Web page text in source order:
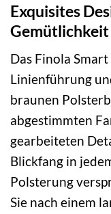
Exquisites
Gemütlichkeit
Das Finola
Linienführung
braunen
abgestimmten
gearbeiteten
Blickfang in
Polsterung
Sie nach einem